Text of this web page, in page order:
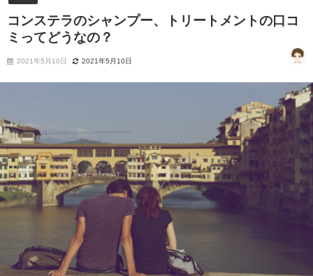
コンステラのシャンプー、トリートメントの口コ
ミってどうなの？
2021年5月10日 2021年5月10日